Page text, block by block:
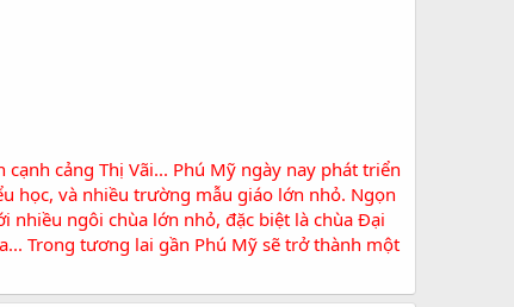
cảng Thị Vãi... Phú Mỹ ngày nay phát triển
học, và nhiều trường mẫu giáo lớn nhỏ. Ngọn
nhiều ngôi chùa lớn nhỏ, đặc biệt là chùa Đại
Trong tương lai gần Phú Mỹ sẽ trở thành một